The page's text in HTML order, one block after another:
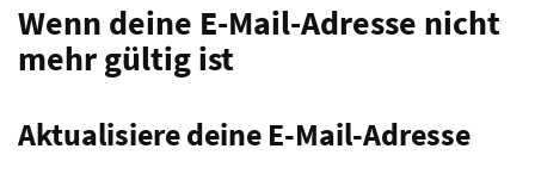
Wenn deine E-Mail-Adresse nicht
mehr gültig ist
Aktualisiere deine E-Mail-Adresse